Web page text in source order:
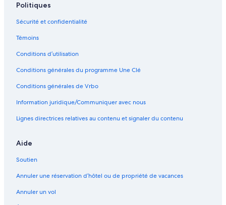
Politiques
Sécurité et confidentialité
Témoins
Conditions d’utilisation
Conditions générales du programme Une Clé
Conditions générales de Vrbo
Information juridique/Communiquer avec nous
Lignes directrices relatives au contenu et signaler du contenu
Aide
Soutien
Annuler une réservation d’hôtel ou de propriété de vacances
Annuler un vol